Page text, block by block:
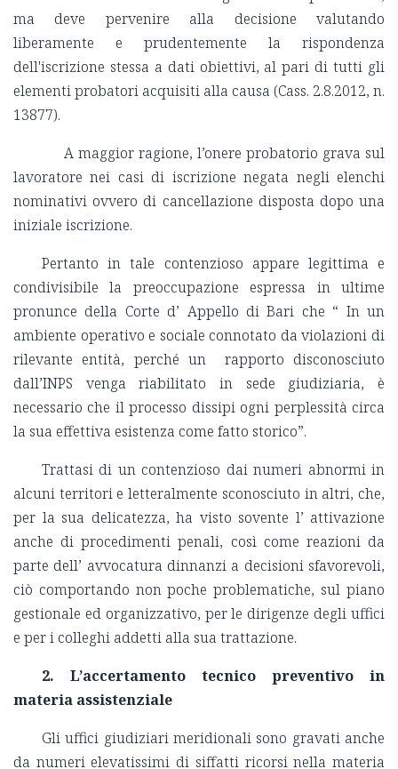
ma deve pervenire alla decisione valutando
liberamente e prudentemente la rispondenza
dell'iscrizione stessa a dati obiettivi, al pari di tutti gli
elementi probatori acquisiti alla causa (Cass. 2.8.2012, n.
13877).
A maggior ragione, l’onere probatorio grava sul
lavoratore nei casi di iscrizione negata negli elenchi
nominativi ovvero di cancellazione disposta dopo una
iniziale iscrizione.
Pertanto in tale contenzioso appare legittima e
condivisibile la preoccupazione espressa in ultime
pronunce della Corte d’ Appello di Bari che “ In un
ambiente operativo e sociale connotato da violazioni di
rilevante entità, perché un rapporto disconosciuto
dall’INPS venga riabilitato in sede giudiziaria, è
necessario che il processo dissipi ogni perplessità circa
la sua effettiva esistenza come fatto storico”.
Trattasi di un contenzioso dai numeri abnormi in
alcuni territori e letteralmente sconosciuto in altri, che,
per la sua delicatezza, ha visto sovente l’ attivazione
anche di procedimenti penali, così come reazioni da
parte dell’ avvocatura dinnanzi a decisioni sfavorevoli,
ciò comportando non poche problematiche, sul piano
gestionale ed organizzativo, per le dirigenze degli uffici
e per i colleghi addetti alla sua trattazione.
2. L’accertamento tecnico preventivo in
materia assistenziale
Gli uffici giudiziari meridionali sono gravati anche
da numeri elevatissimi di siffatti ricorsi nella materia